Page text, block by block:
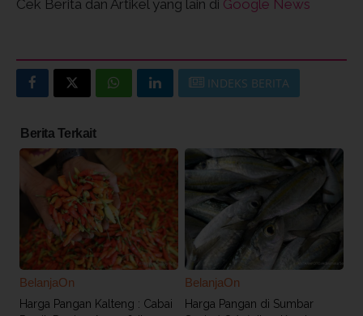
Cek Berita dan Artikel yang lain di Google News
INDEKS BERITA
Berita Terkait
BelanjaOn
Harga Pangan Kalteng : Cabai
BelanjaOn
Harga Pangan di Sumbar